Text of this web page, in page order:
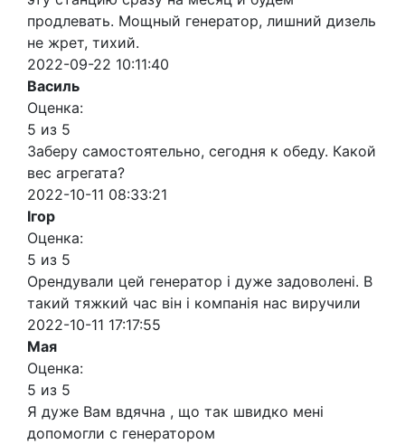
продлевать. Мощный генератор, лишний дизель
не жрет, тихий.
2022-09-22 10:11:40
Василь
Оценка:
5 из 5
Заберу самостоятельно, сегодня к обеду. Какой
вес агрегата?
2022-10-11 08:33:21
Ігор
Оценка:
5 из 5
Орендували цей генератор і дуже задоволені. В
такий тяжкий час він і компанія нас виручили
2022-10-11 17:17:55
Мая
Оценка:
5 из 5
Я дуже Вам вдячна , що так швидко мені
допомогли с генератором